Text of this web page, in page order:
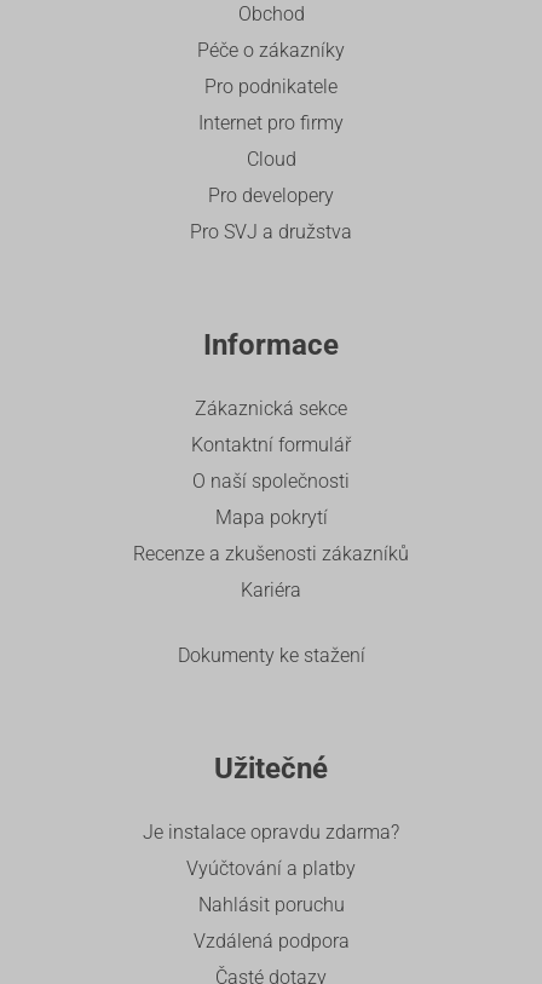
Obchod
Péče o zákazníky
Pro podnikatele
Internet pro firmy
Cloud
Pro developery
Pro SVJ a družstva
Informace
Zákaznická sekce
Kontaktní formulář
O naší společnosti
Mapa pokrytí
Recenze a zkušenosti zákazníků
Kariéra
Dokumenty ke stažení
Užitečné
Je instalace opravdu zdarma?
Vyúčtování a platby
Nahlásit poruchu
Vzdálená podpora
Časté dotazy